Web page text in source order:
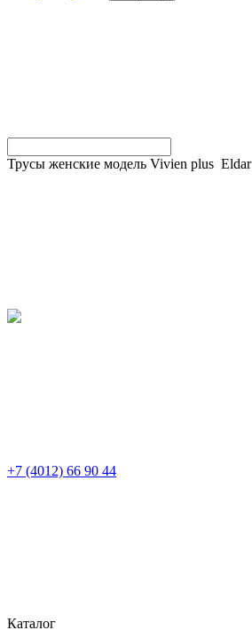
Трусы женские модель Vivien plus Eldar
+7 (4012) 66 90 44
Каталог